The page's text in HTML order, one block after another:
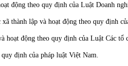
động theo quy định của Luật Doanh
thành lập và hoạt động theo quy định
hoạt động theo quy định của Luật Các tổ
định của pháp luật Việt Nam.